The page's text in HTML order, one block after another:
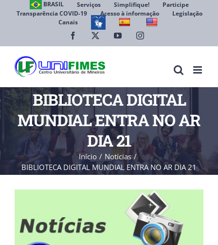
BRASIL Serviços Simplifique!
Participe
Transparência COVID-19
Acesso à informação
Legislação
Canais
Facebook YouTubeInstagram
BIBLIOTECA DIGITAL
MUNDIAL ENTRA NO AR
DIA 21
Início
Notícias
BIBLIOTECA DIGITAL MUNDIAL ENTRA NO AR DIA 21